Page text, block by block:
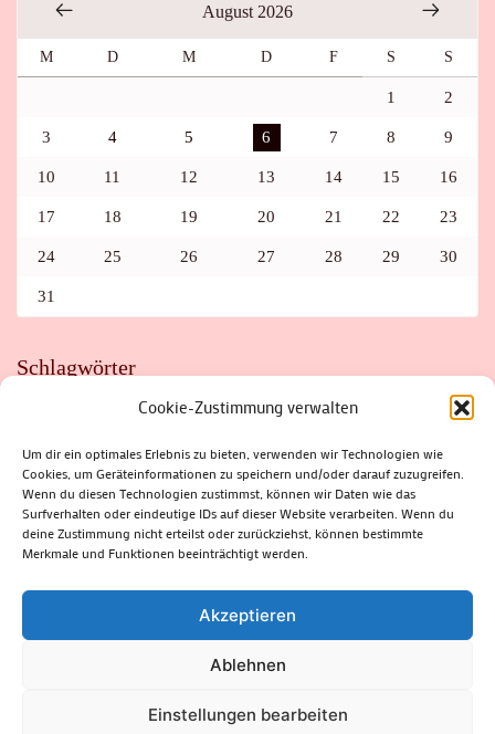
Cookie-Zustimmung verwalten
Um dir ein optimales Erlebnis zu bieten, verwenden wir Technologien wie
Cookies, um Geräteinformationen zu speichern und/oder darauf zuzugreifen.
Wenn du diesen Technologien zustimmst, können wir Daten wie das
Surfverhalten oder eindeutige IDs auf dieser Website verarbeiten. Wenn du
deine Zustimmung nicht erteilst oder zurückziehst, können bestimmte
Merkmale und Funktionen beeinträchtigt werden.
Akzeptieren
Ablehnen
Einstellungen bearbeiten
August 2026
M D M D F S S
1 2
3 4 5 6 7 8 9
10 11 12 13 14 15 16
17 18 19 20 21 22 23
24 25 26 27 28 29 30
31
Schlagwörter
FAHRRAD
FLOHMARKT FOLK GEWINNSPIEL
HITZE
HITZEFALLE AUTO
IRISH DANCE JAZZ
KABARETT
KINDER
KIRMES KLASSIK
KLEINE SUHLER REIHE
KRIMI
KULTUR LESUNG LOTTO
MEININGEN
PARASITEN
PILZE SCHLEUSINGEN
SCHULWEG
SOMMERFERIEN
SPORT SRH
STADTFEST
STADTMARKETING
STRASSENSPERRUNG
SUHL
SUHLER FRÜHLING
SUHLER STADTMARKETING
THÜRINGER WALD
ZELLA-MEHLIS
(c) Rhön-Rennsteig-Verlag 2024. Alle Rechte vorbehalten.